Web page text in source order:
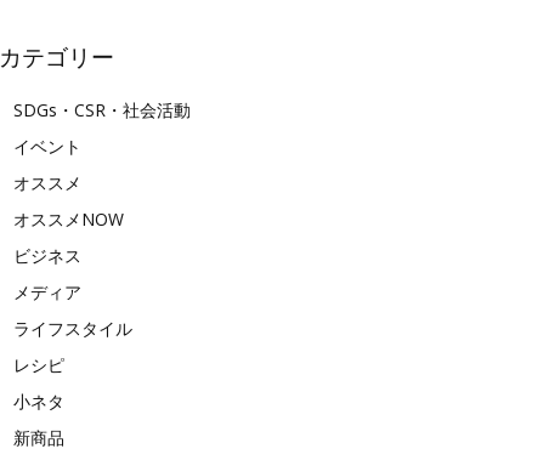
カテゴリー
SDGs・CSR・社会活動
イベント
オススメ
オススメNOW
ビジネス
メディア
ライフスタイル
レシピ
小ネタ
新商品